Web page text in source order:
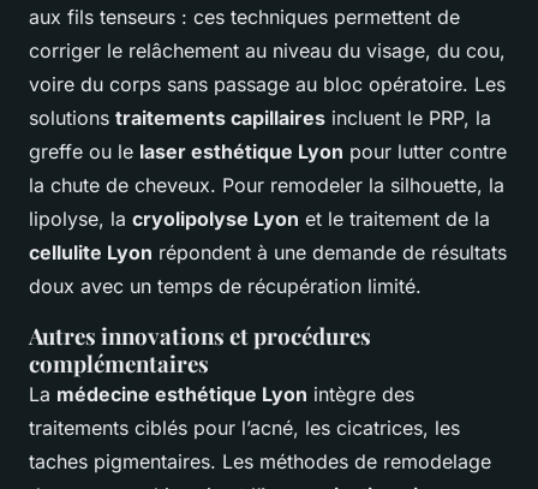
aux fils tenseurs : ces techniques permettent de
corriger le relâchement au niveau du visage, du cou,
voire du corps sans passage au bloc opératoire. Les
solutions traitements capillaires incluent le PRP, la
greffe ou le laser esthétique Lyon pour lutter contre
la chute de cheveux. Pour remodeler la silhouette, la
lipolyse, la cryolipolyse Lyon et le traitement de la
cellulite Lyon répondent à une demande de résultats
doux avec un temps de récupération limité.
Autres innovations et procédures
complémentaires
La médecine esthétique Lyon intègre des
traitements ciblés pour l’acné, les cicatrices, les
taches pigmentaires. Les méthodes de remodelage